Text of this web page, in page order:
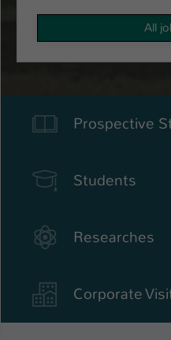
All
Prospective
Students
Researches
Corporate
Zweck
kann der
Zugang zu
gewährt.
Name
Laufzeit 1 Tag
Zweck
ein